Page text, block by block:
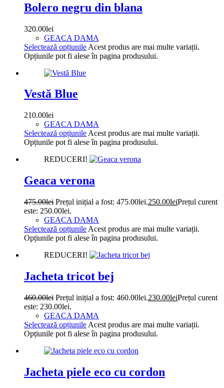
Bolero negru din blana
320.00lei
GEACA DAMA
Selectează opțiunile Acest produs are mai multe variații.
Opțiunile pot fi alese în pagina produsului.
Vestă Blue
210.00lei
GEACA DAMA
Selectează opțiunile Acest produs are mai multe variații.
Opțiunile pot fi alese în pagina produsului.
REDUCERI!
Geaca verona
475.00lei Prețul inițial a fost: 475.00lei.250.00leiPrețul curent
este: 250.00lei.
GEACA DAMA
Selectează opțiunile Acest produs are mai multe variații.
Opțiunile pot fi alese în pagina produsului.
REDUCERI!
Jacheta tricot bej
460.00lei Prețul inițial a fost: 460.00lei.230.00leiPrețul curent
este: 230.00lei.
GEACA DAMA
Selectează opțiunile Acest produs are mai multe variații.
Opțiunile pot fi alese în pagina produsului.
Jacheta piele eco cu cordon